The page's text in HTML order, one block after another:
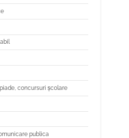
concursuri școlare
publica